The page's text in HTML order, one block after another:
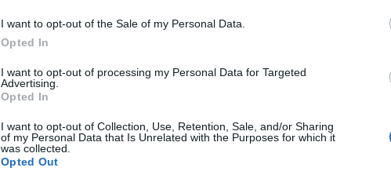
I want to opt-out of the Sale of my Personal Data.
Opted In
I want to opt-out of processing my Personal Data for Targeted
Advertising.
Opted In
I want to opt-out of Collection, Use, Retention, Sale, and/or Sharing
of my Personal Data that Is Unrelated with the Purposes for which it
was collected.
Opted Out